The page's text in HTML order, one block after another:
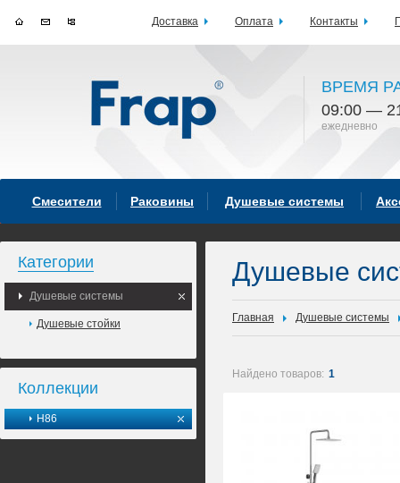
ВРЕМЯ
09:00 —
ежедневно
Смесители Раковины Душевые системы
Категории
Душевые системы
Душевые стойки
Коллекции
H86
Душевые
Главная Душевые системы
Найдено товаров: 1
Доставка Оплата Контакты